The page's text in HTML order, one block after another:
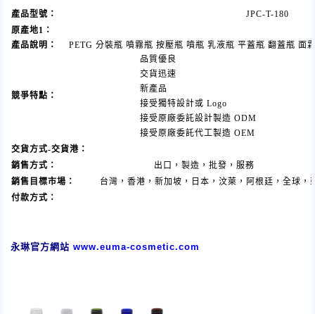
產品型號：
JPC-T-180
原產地1：
產品說明：
PETG 分裝瓶 噴霧瓶 按壓瓶 噴瓶 乳液瓶 平蓋瓶 翻蓋瓶 面
競爭特點：
品質優良
交貨迅速
新產品
接受獨特設計或 Logo
接受原廠委託設計製造 ODM
接受原廠委託代工製造 OEM
交貨方式-交貨港：
銷售方式：
出口，製造，批發，服務
銷售目標市場：
台灣，香港，新加坡，日本，汶萊，阿根廷，全球，
付款方式：
永琳官方網站 www.euma-cosmetic.com